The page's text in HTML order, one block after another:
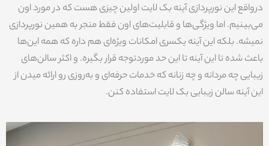
درواقع این نورپردازی آینه بک لایت اولین چیزی هست که در مورد اون
می‌بینیم. اما ویژگی‌ها و قابلیت‌های اون فقط منجر به همین نورپردازی
نمیشه. بلکه این آینه یکسری امکانات ویژه‌ای هم داره که همه این‌ها
باعث شده تا این آینه تا این حد موردتوجه قرار بگیره. و اکثر سالن‌های
زیبایی چه مردانه و چه زنانه که خدمات حرفه‌ای و به‌روزی رو ارائه میدن از
این آینه سالن زیبایی بک لایت استفاده کنن.